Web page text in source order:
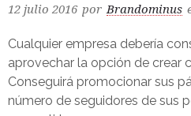
12 julio 2016 por Brandominus
Cualquier empresa debería
aprovechar la opción de crear
Conseguirá promocionar sus
número de seguidores de sus